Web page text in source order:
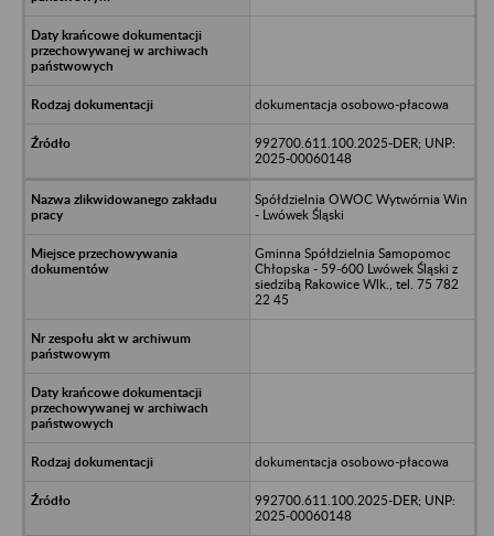
dokumentacja osobowo-płacowa
992700.611.100.2025-DER; UNP:
2025-00060148
Spółdzielnia OWOC Wytwórnia Win
- Lwówek Śląski
Gminna Spółdzielnia Samopomoc
Chłopska - 59-600 Lwówek Śląski z
siedzibą Rakowice Wlk., tel. 75 782
22 45
dokumentacja osobowo-płacowa
992700.611.100.2025-DER; UNP:
2025-00060148